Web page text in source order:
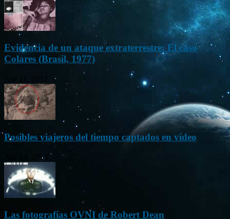
Evidencia de un ataque extraterrestre: El caso
Colares (Brasil, 1977)
Posibles viajeros del tiempo captados en vídeo
Abr 13, 2013
Las fotografías OVNI de Robert Dean